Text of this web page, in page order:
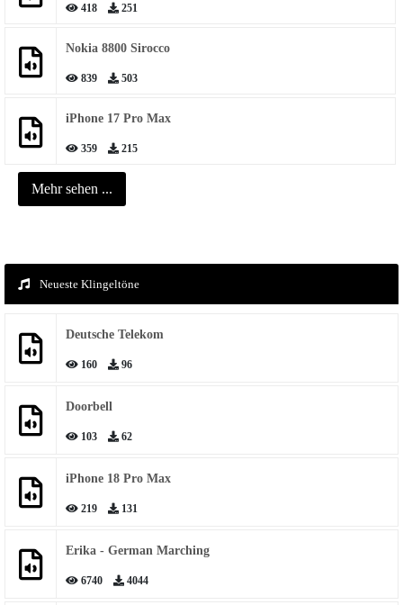
418 251
Nokia 8800 Sirocco
839 503
iPhone 17 Pro Max
359 215
Mehr sehen ...
Neueste Klingeltöne
Deutsche Telekom
160 96
Doorbell
103 62
iPhone 18 Pro Max
219 131
Erika - German Marching
6740 4044